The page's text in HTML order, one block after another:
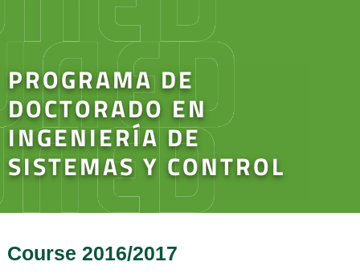
PROGRAMA DE
DOCTORADO EN
INGENIERÍA DE
SISTEMAS Y CONTROL
Course 2016/2017